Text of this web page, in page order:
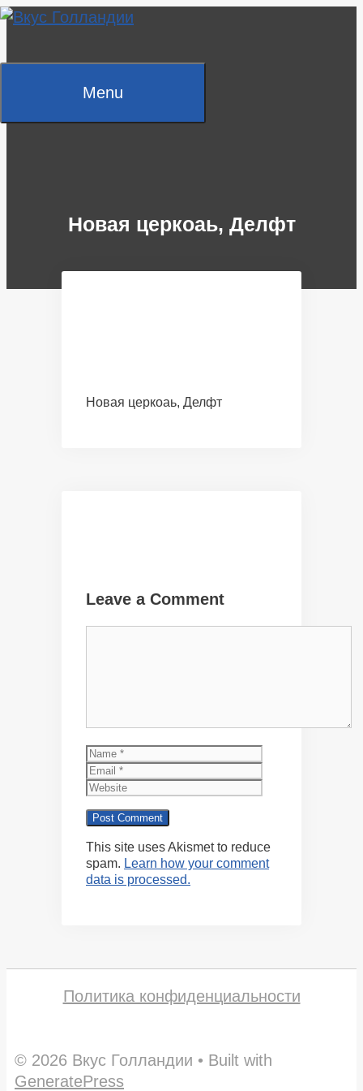
Skip
Menu
Новая церкоаь, Делфт
Новая церкоаь, Делфт
Leave a Comment
Name
This site uses Akismet to reduce
spam. Learn how your comment
data is processed.
Политика конфиденциальности
© 2026 Вкус Голландии • Built with
GeneratePress